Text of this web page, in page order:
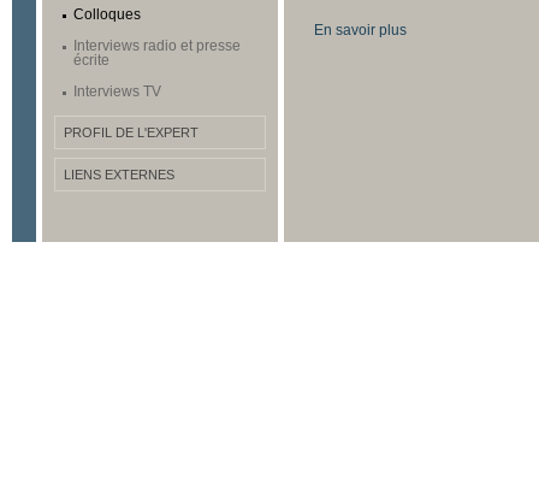
Colloques
Interviews radio et presse
écrite
Interviews TV
PROFIL DE L'EXPERT
LIENS EXTERNES
En savoir plus